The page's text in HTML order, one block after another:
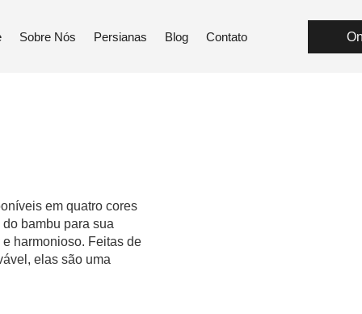
Sobre Nós Persianas Blog Contato
em quatro cores
bambu para sua
harmonioso. Feitas de
elas são uma